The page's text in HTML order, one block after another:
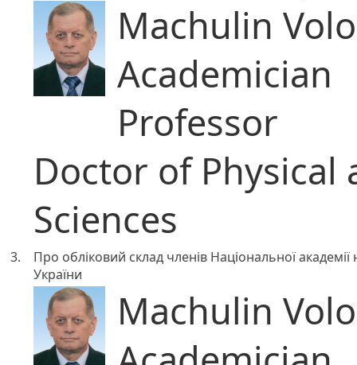
Machulin
Academician
Professor
Doctor of
Sciences
3.
Про обліковий склад членів Національної
України
Machulin